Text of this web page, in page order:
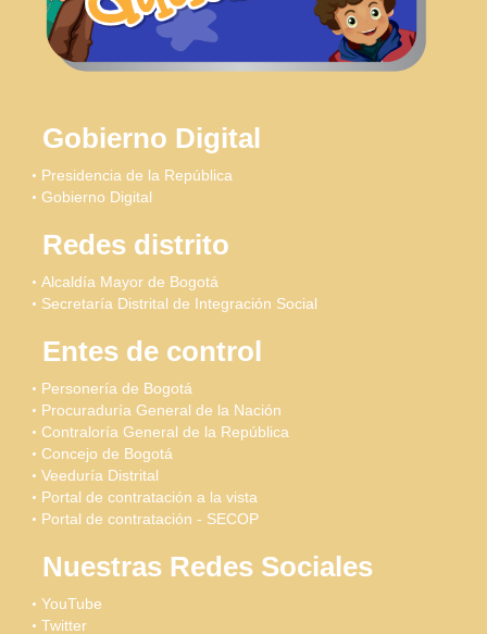
Gobierno Digital
Presidencia de la República
Gobierno Digital
Redes distrito
Alcaldía Mayor de Bogotá
Secretaría Distrital de Integración Social
Entes de control
Personería de Bogotá
Procuraduría General de la Nación
Contraloría General de la República
Concejo de Bogotá
Veeduría Distrital
Portal de contratación a la vista
Portal de contratación - SECOP
Nuestras Redes Sociales
YouTube
Twitter